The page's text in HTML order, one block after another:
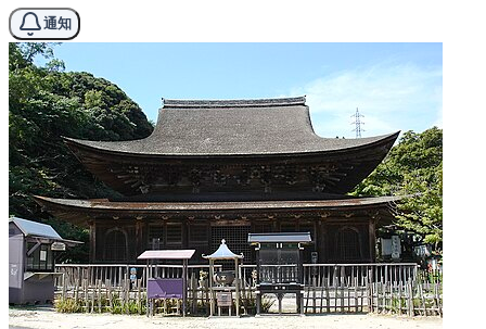
通知